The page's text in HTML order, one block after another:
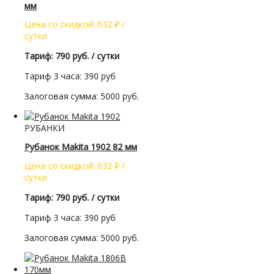
мм
Цена со скидкой: 632 ₽ /
сутки
Тариф: 790 руб. / сутки
Тариф 3 часа: 390 руб
Залоговая сумма: 5000 руб.
РУБАНКИ
Рубанок Makita 1902 82 мм
Цена со скидкой: 632 ₽ /
сутки
Тариф: 790 руб. / сутки
Тариф 3 часа: 390 руб
Залоговая сумма: 5000 руб.